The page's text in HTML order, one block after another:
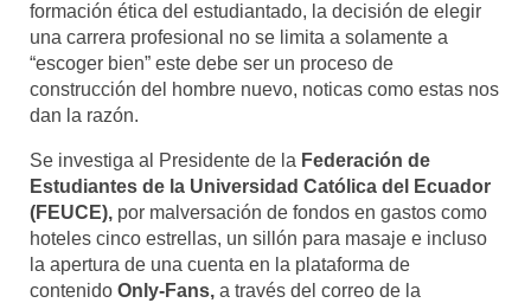
formación ética del estudiantado, la decisión de elegir
una carrera profesional no se limita a solamente a
“escoger bien” este debe ser un proceso de
construcción del hombre nuevo, noticas como estas nos
dan la razón.
Se investiga al Presidente de la Federación de
Estudiantes de la Universidad Católica del Ecuador
(FEUCE), por malversación de fondos en gastos como
hoteles cinco estrellas, un sillón para masaje e incluso
la apertura de una cuenta en la plataforma de
contenido Only-Fans, a través del correo de la